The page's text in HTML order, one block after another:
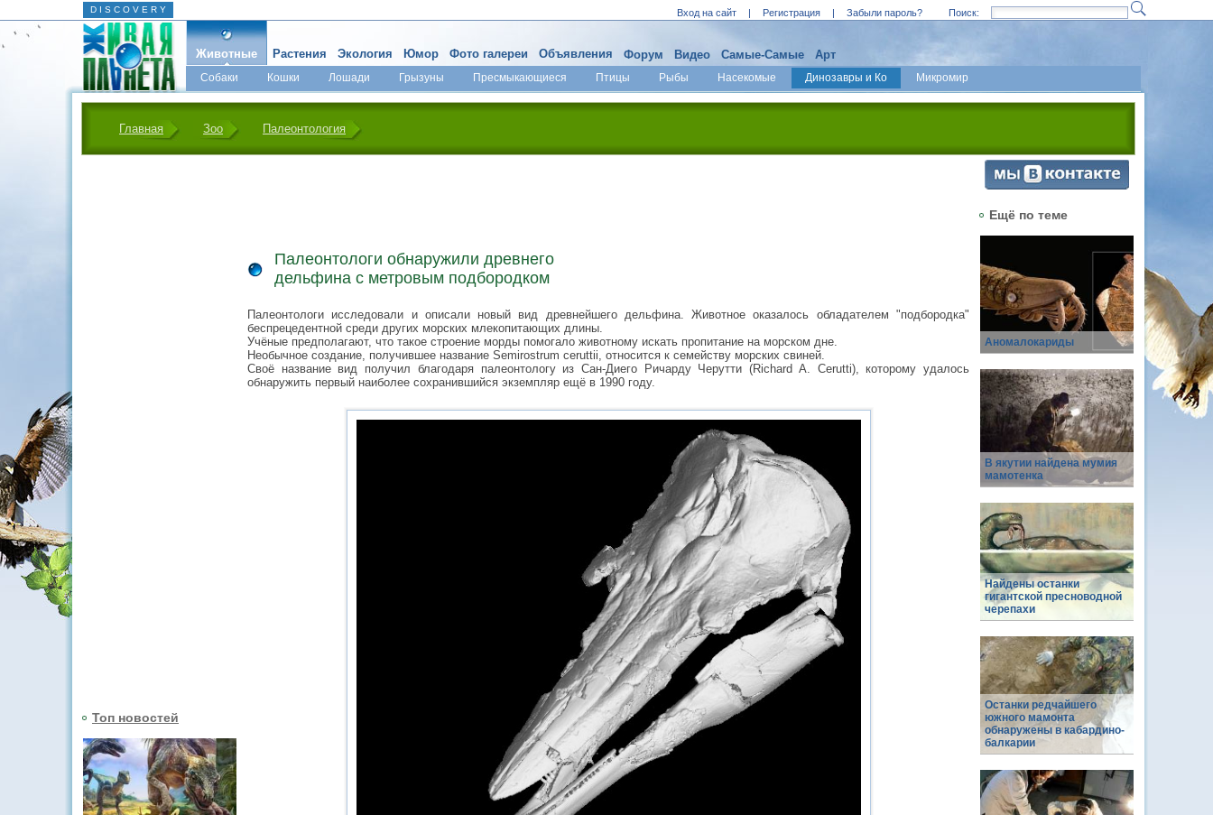
D I S C O V E R Y Вход на сайт | Регистрация | Забыли пароль? Поиск:
Животные
Собаки Кошки Лошади Грызуны Пресмыкающиеся Птицы Рыбы Насекомые Динозавры и Ко Микромир
Растения Экология Юмор Фото галереи Объявления Форум Видео Самые-Самые Арт
Главная Зоо Палеонтология
Топ новостей
Палеонтологи обнаружили древнего
дельфина с метровым подбородком
Палеонтологи исследовали и описали новый вид древнейшего дельфина. Животное оказалось обладателем "подбородка"
беспрецедентной среди других морских млекопитающих длины.
Учёные предполагают, что такое строение морды помогало животному искать пропитание на морском дне.
Необычное создание, получившее название Semirostrum ceruttii, относится к семейству морских свиней.
Своё название вид получил благодаря палеонтологу из Сан-Диего Ричарду Черутти (Richard A. Cerutti), которому удалось
обнаружить первый наиболее сохранившийся экземпляр ещё в 1990 году.
Ещё по теме
Аномалокариды
В якутии найдена мумия
мамотенка
Найдены останки
гигантской пресноводной
черепахи
Останки редчайшего
южного мамонта
обнаружены в кабардино-
балкарии